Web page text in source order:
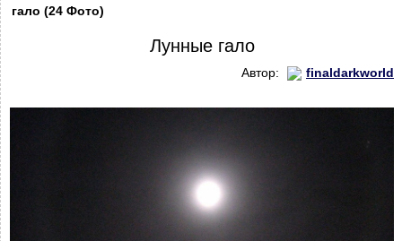
гало (24 Фото)
Лунные гало
Автор: finaldarkworld